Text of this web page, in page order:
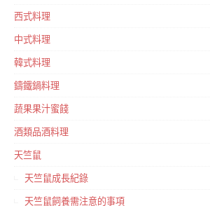
西式料理
中式料理
韓式料理
鑄鐵鍋料理
蔬果果汁蜜餞
酒類品酒料理
天竺鼠
天竺鼠成長紀錄
天竺鼠飼養需注意的事項